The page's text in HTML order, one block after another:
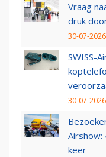
Vraag
druk
30-07-
SWISS-
30-07-
keer